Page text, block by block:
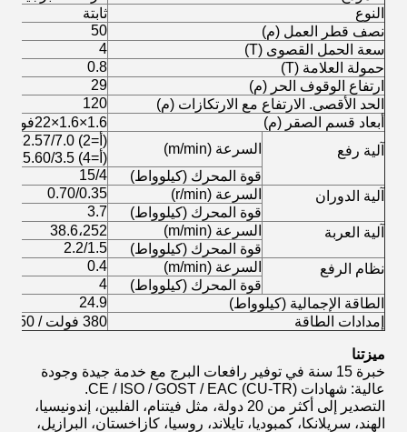
النوع
ثابتة
نصف قطر العمل (م)
50
سعة الحمل القصوى (T)
4
حمولة العلامة (T)
0.8
ارتفاع الوقوف الحر (م)
29
الحد الأقصى. الارتفاع مع الارتكازات (م)
120
أبعاد قسم الصقر (م)
1.6×1.6×22فولاذ زاوية 160×12ملم
آلية رفع
السرعة (m/min)
(أ=2) 64.15/32.57/7.0
(أ=4) 32.14/15.60/3.5
قوة المحرك (كيلوواط)
15/4
آلية الدوران
السرعة (r/min)
0.70/0.35
قوة المحرك (كيلوواط)
3.7
آلية العربة
السرعة (m/min)
38.6،252
قوة المحرك (كيلوواط)
2.2/1.5
نظام الرفع
السرعة (m/min)
0.4
قوة المحرك (كيلوواط)
4
الطاقة الإجمالية (كيلوواط)
24.9
إمدادات الطاقة
380 فولت / 50 هرتز أو وفقا لاحتياجات العملاء
ميزتنا
خبرة 15 سنة في توفير رافعات البرج مع خدمة جيدة وجودة
عالية: شهادات CE / ISO / GOST / EAC (CU-TR).
التصدير إلى أكثر من 20 دولة، مثل فيتنام، الفلبين، إندونيسيا،
الهند، سريلانكا، كمبوديا، تايلاند، روسيا، كازاخستان، البرازيل،